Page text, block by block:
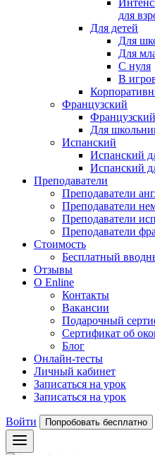
для
Для детей
Для
Для
С нуля
В
Французский
Для
Испанский
Испанский
Испанский
Преподаватели
Преподаватели
Преподаватели
Преподаватели
Преподаватели
Стоимость
Бесплатный
Отзывы
О Enline
Контакты
Вакансии
Подарочный
Сертификат об
Блог
Онлайн-тесты
Личный кабинет
Записаться на урок
Записаться на урок
Войти Попробовать бесплатно